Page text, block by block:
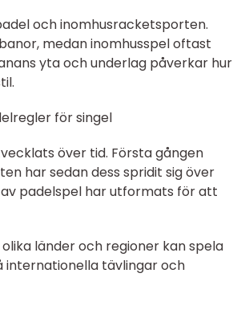
och inomhusracketsporten.
medan inomhusspel oftast
yta och underlag påverkar hur
för singel
över tid. Första gången
har sedan dess spridit sig över
padelspel har utformats för att
länder och regioner kan spela
tävlingar och